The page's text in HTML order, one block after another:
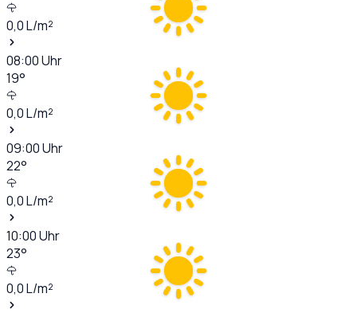
0,0L/m²
08:00Uhr
19°
0,0L/m²
09:00Uhr
22°
0,0L/m²
10:00Uhr
23°
0,0L/m²